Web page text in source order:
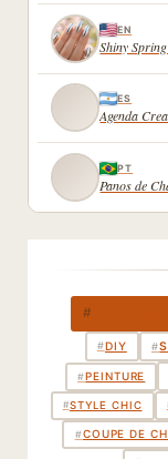
EN
Shiny
ES
Agenda
PT
Panos de
#
#DIY #
#PEINTURE
#STYLE CHIC
#COUPE DE